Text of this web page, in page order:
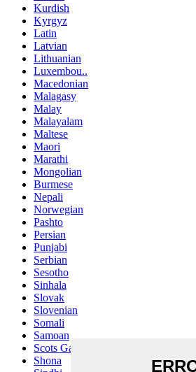
Kurdish
Kyrgyz
Latin
Latvian
Lithuanian
Luxembou..
Macedonian
Malagasy
Malay
Malayalam
Maltese
Maori
Marathi
Mongolian
Burmese
Nepali
Norwegian
Pashto
Persian
Punjabi
Serbian
Sesotho
Sinhala
Slovak
Slovenian
Somali
Samoan
Scots Gaelic
Shona